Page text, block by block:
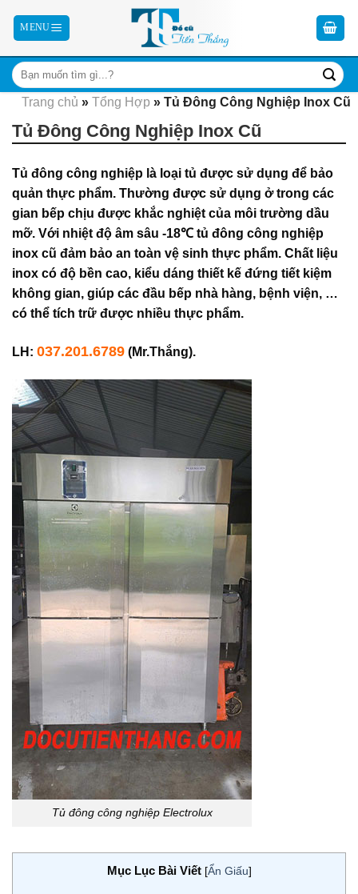
Trang chủ » Tổng Hợp » Tủ Đông Công Nghiệp Inox Cũ
Tủ Đông Công Nghiệp Inox Cũ
Tủ đông công nghiệp là loại tủ được sử dụng để bảo
quản thực phẩm. Thường được sử dụng ở trong các
gian bếp chịu được khắc nghiệt của môi trường dầu
mỡ. Với nhiệt độ âm sâu -18℃ tủ đông công nghiệp
inox cũ đảm bảo an toàn vệ sinh thực phẩm. Chất liệu
inox có độ bền cao, kiểu dáng thiết kế đứng tiết kiệm
không gian, giúp các đầu bếp nhà hàng, bệnh viện, …
có thể tích trữ được nhiều thực phẩm.
LH: 037.201.6789 (Mr.Thắng).
Tủ đông công nghiệp Electrolux
Mục Lục Bài Viết [Ẩn Giấu]